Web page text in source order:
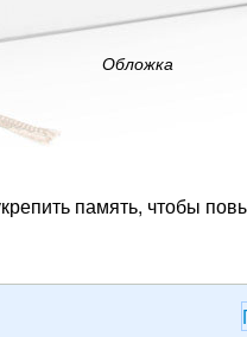
Обложка
память, чтобы